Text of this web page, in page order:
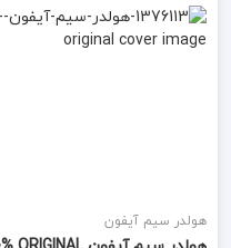
هولدر سیم آیفون